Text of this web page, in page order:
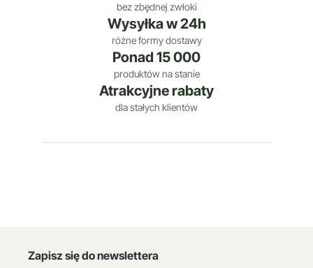
bez zbędnej zwłoki
Wysyłka w24h
różne formy dostawy
Ponad 15 000
produktów na stanie
Atrakcyjnerabaty
dla stałych klientów
Zapisz się do newslettera